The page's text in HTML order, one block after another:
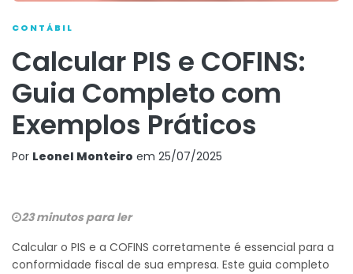
CONTÁBIL
Calcular PIS e COFINS:
Guia Completo com
Exemplos Práticos
Por Leonel Monteiro em 25/07/2025
23 minutos para ler
Calcular o PIS e a COFINS corretamente é essencial para a
conformidade fiscal de sua empresa. Este guia completo